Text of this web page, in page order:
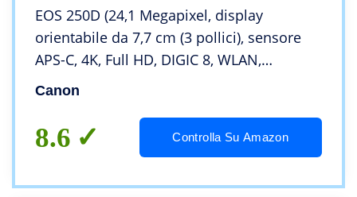
EOS 250D (24,1 Megapixel, display
orientabile da 7,7 cm (3 pollici), sensore
APS-C, 4K, Full HD, DIGIC 8, WLAN,
Bluetooth), Nero, con obiettivo EF-S 18-55
Canon
8.6 Controlla Su Amazon